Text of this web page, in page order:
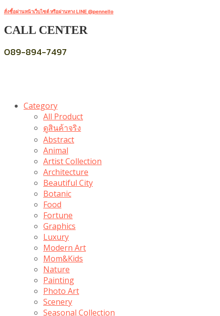
สั่งซื้อผ่านหน้าเว็บไซต์ หรือผ่านทาง LINE @pennello
CALL CENTER
089-894-7497
Category
All Product
ดูสินค้าจริง
Abstract
Animal
Artist Collection
Architecture
Beautiful City
Botanic
Food
Fortune
Graphics
Luxury
Modern Art
Mom&Kids
Nature
Painting
Photo Art
Scenery
Seasonal Collection